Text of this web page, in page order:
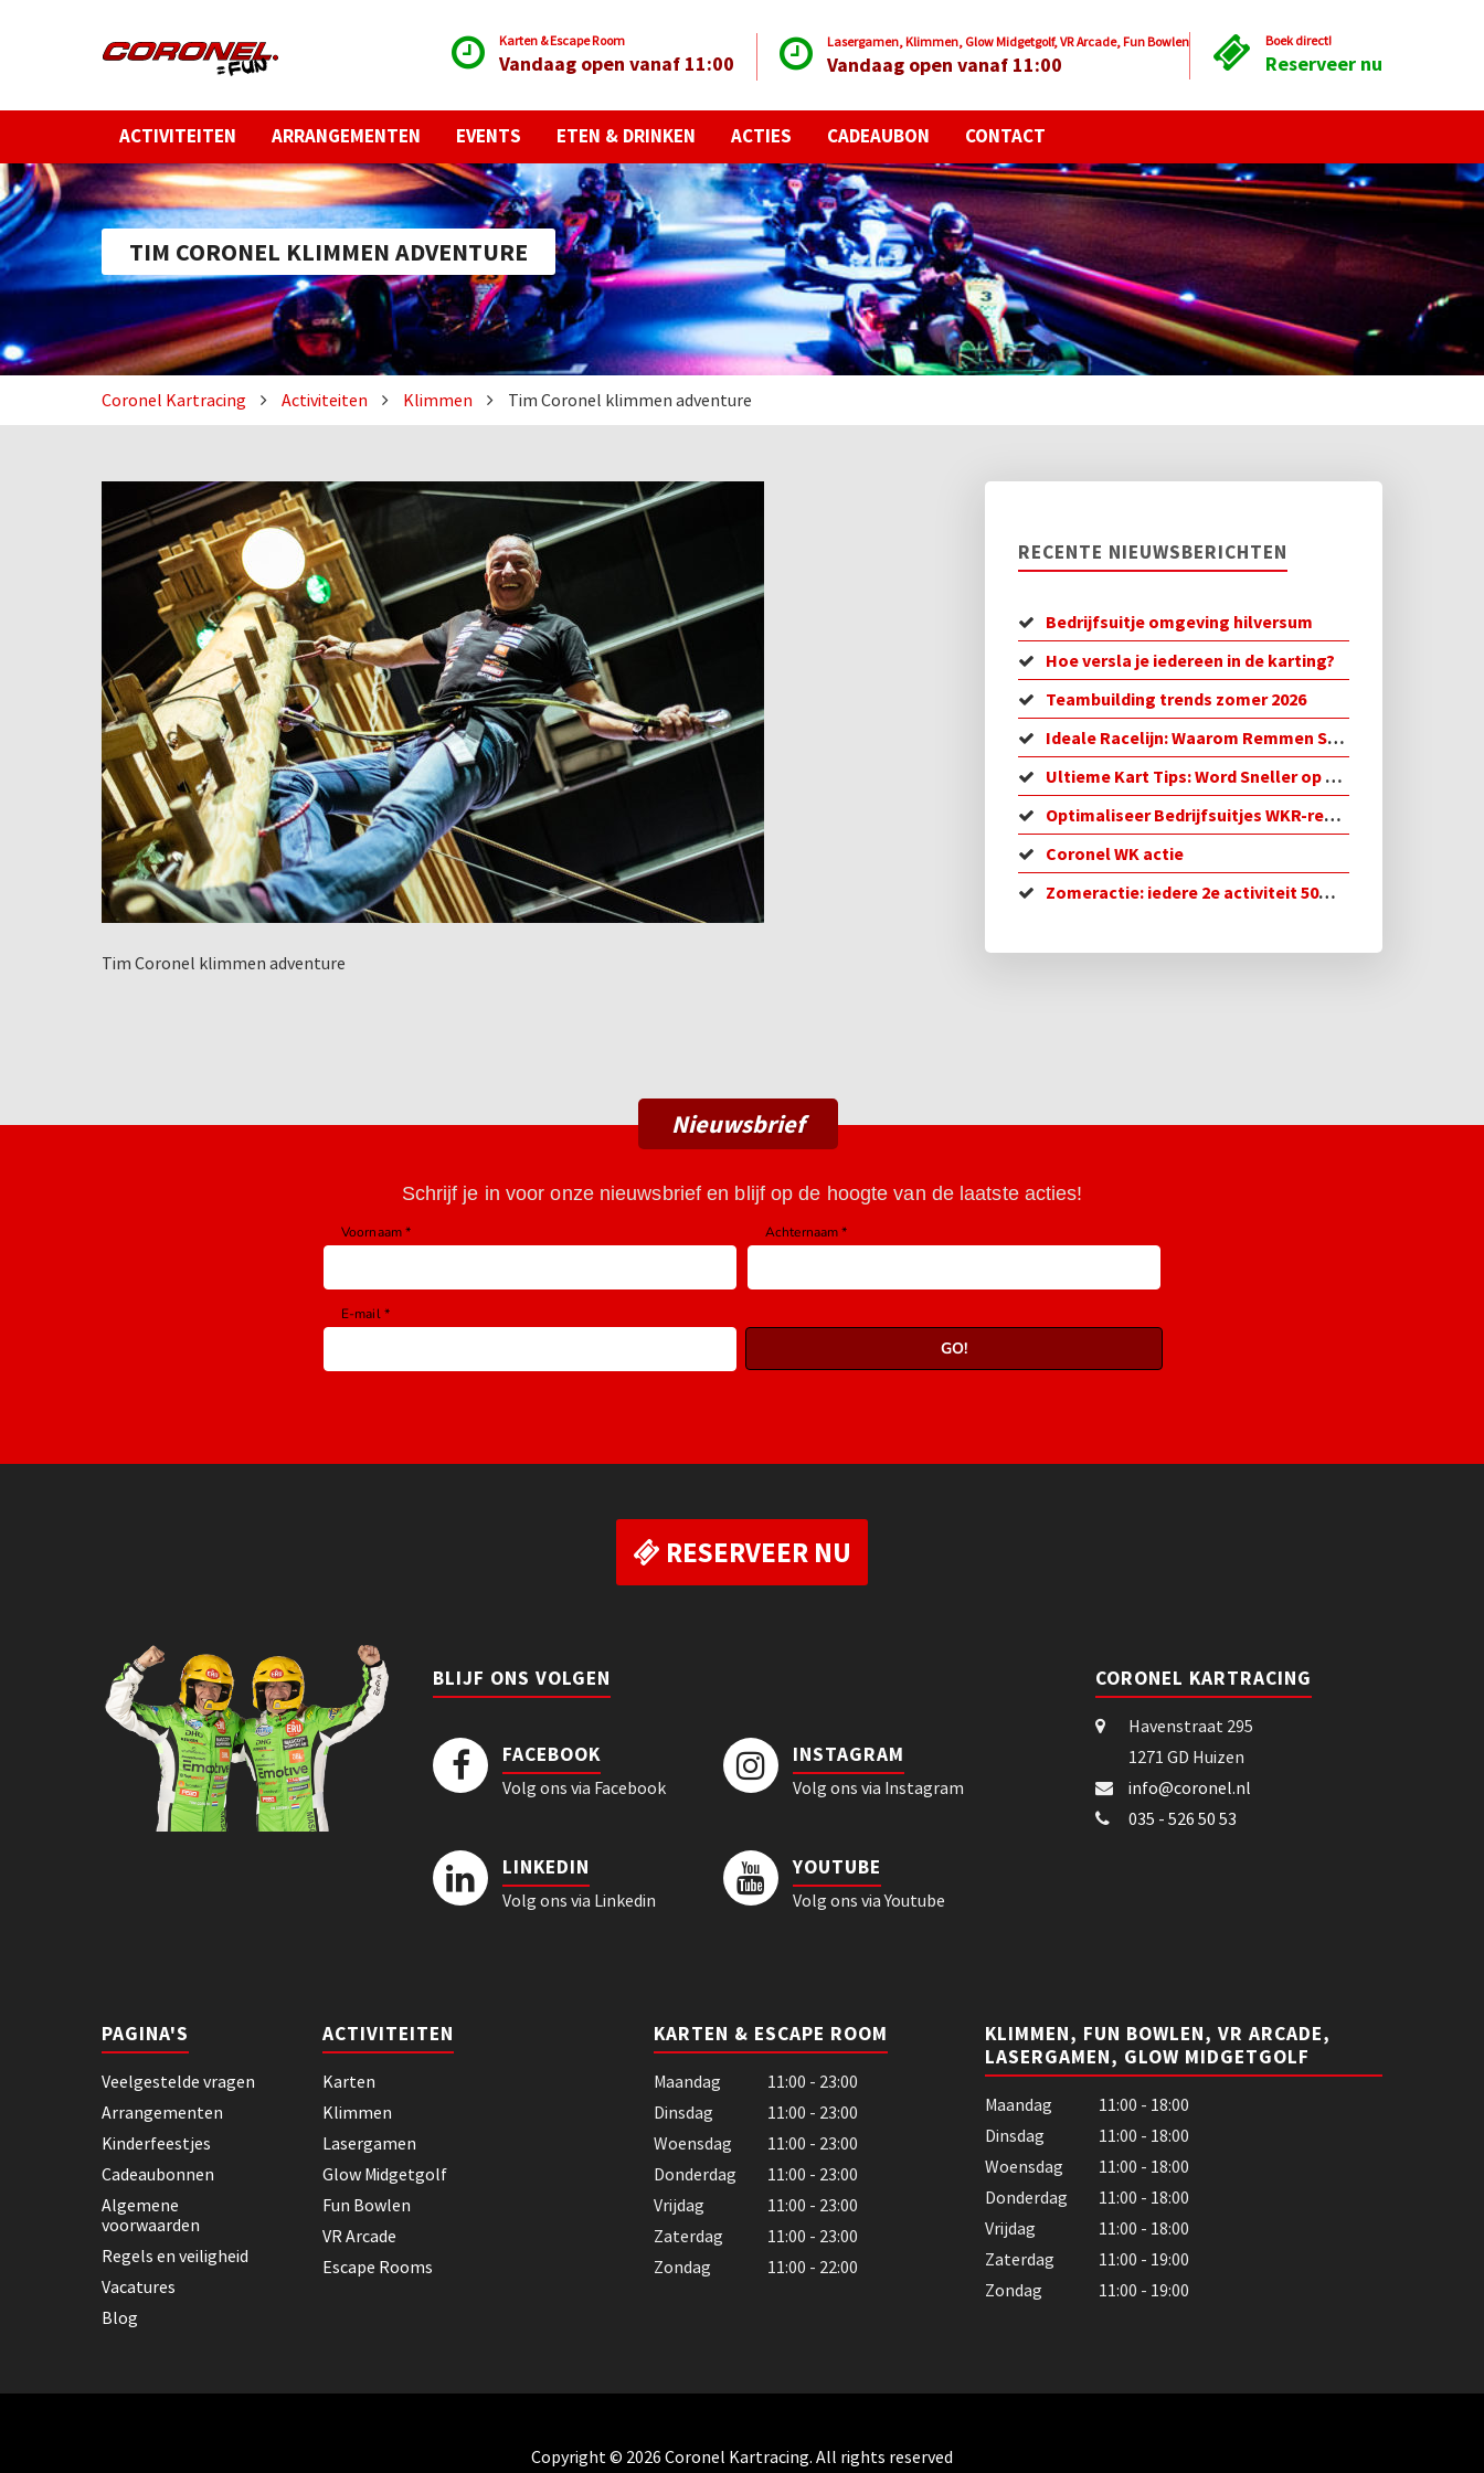
Karten & Escape Room
Vandaag open vanaf 11:00
Lasergamen, Klimmen, Glow Midgetgolf, VR Arcade, Fun Bowlen
Vandaag open vanaf 11:00
Boek direct!
Reserveer nu
ACTIVITEITEN ARRANGEMENTEN EVENTS ETEN & DRINKEN ACTIES CADEAUBON CONTACT
TIM CORONEL KLIMMEN ADVENTURE
Coronel Kartracing Activiteiten Klimmen Tim Coronel klimmen adventure
Tim Coronel klimmen adventure
RECENTE NIEUWSBERICHTEN
Bedrijfsuitje omgeving hilversum
Hoe versla je iedereen in de karting?
Teambuilding trends zomer 2026
Ideale Racelijn: Waarom Remmen Sneller is
Ultieme Kart Tips: Word Sneller op de Baan!
Optimaliseer Bedrijfsuitjes WKR-regeling in 2026
Coronel WK actie
Zomeractie: iedere 2e activiteit 50% korting
Nieuwsbrief
RESERVEER NU
BLIJF ONS VOLGEN
FACEBOOK
Volg ons via Facebook
INSTAGRAM
Volg ons via Instagram
LINKEDIN
Volg ons via Linkedin
YOUTUBE
Volg ons via Youtube
CORONEL KARTRACING
Havenstraat 295
1271 GD Huizen
info@coronel.nl
035 - 526 50 53
PAGINA'S
Veelgestelde vragen
Arrangementen
Kinderfeestjes
Cadeaubonnen
Algemene
voorwaarden
Regels en veiligheid
Vacatures
Blog
ACTIVITEITEN
Karten
Klimmen
Lasergamen
Glow Midgetgolf
Fun Bowlen
VR Arcade
Escape Rooms
KARTEN & ESCAPE ROOM
Maandag
11:00 - 23:00
Dinsdag
11:00 - 23:00
Woensdag
11:00 - 23:00
Donderdag
11:00 - 23:00
Vrijdag
11:00 - 23:00
Zaterdag
11:00 - 23:00
Zondag
11:00 - 22:00
KLIMMEN, FUN BOWLEN, VR ARCADE,
LASERGAMEN, GLOW MIDGETGOLF
Maandag
11:00 - 18:00
Dinsdag
11:00 - 18:00
Woensdag
11:00 - 18:00
Donderdag
11:00 - 18:00
Vrijdag
11:00 - 18:00
Zaterdag
11:00 - 19:00
Zondag
11:00 - 19:00
Copyright © 2026 Coronel Kartracing. All rights reserved